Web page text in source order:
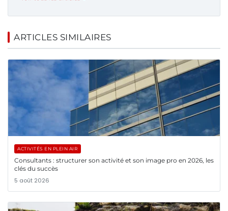
ARTICLES SIMILAIRES
ACTIVITÉS EN PLEIN AIR
Consultants : structurer son activité et son image pro en 2026, les
clés du succès
5 août 2026